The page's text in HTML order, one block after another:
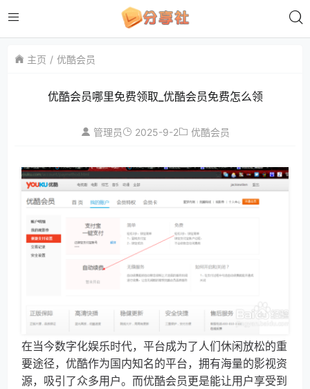
主页 优酷会员
优酷会员哪里免费领取_优酷会员免费怎么领
管理员 2025-9-2 优酷会员
在当今数字化娱乐时代，平台成为了人们休闲放松的重
要途径，优酷作为国内知名的平台，拥有海量的影视资
源，吸引了众多用户。而优酷会员更是能让用户享受到